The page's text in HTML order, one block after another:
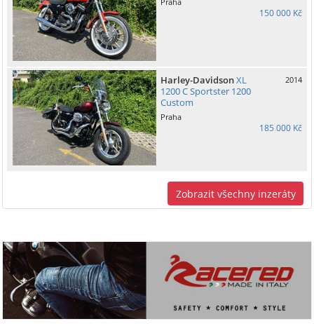
150 000 Kč
Harley-DavidsonXL
1200 C Sportster 1200
Custom
2014
Praha
185 000 Kč
Zobrazit všechny inzeráty